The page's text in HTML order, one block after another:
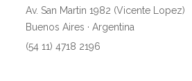
Av. San Martin 1982 (Vicente Lopez)
Buenos Aires · Argentina
(54 11) 4718 2196